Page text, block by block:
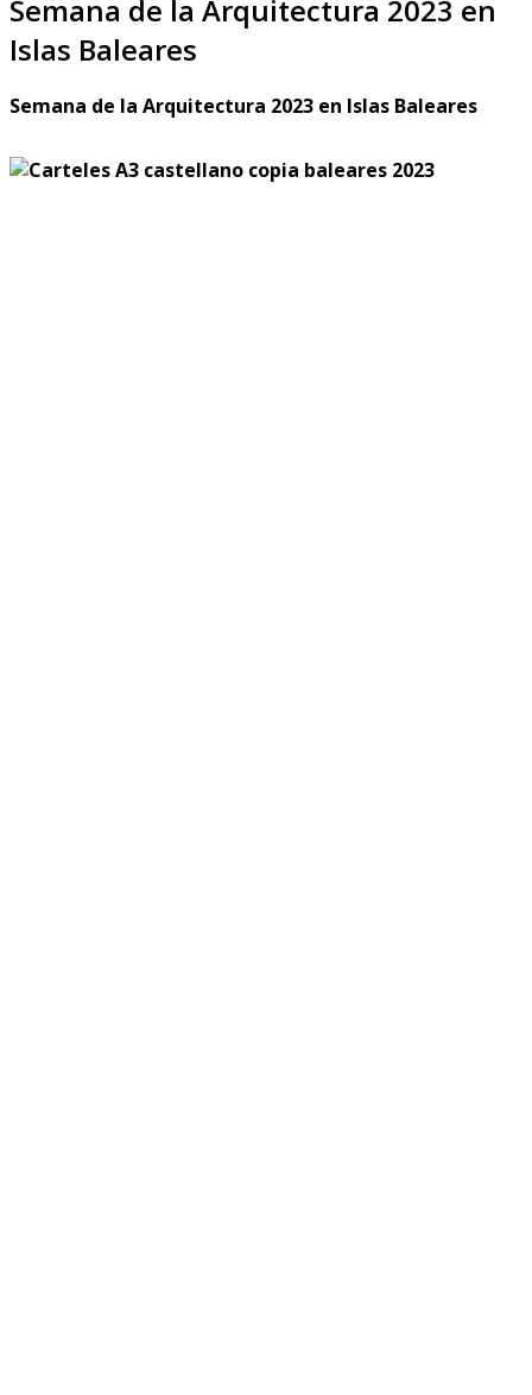
Semana de la Arquitectura 2023 en
Islas Baleares
Semana de la Arquitectura 2023 en Islas Baleares